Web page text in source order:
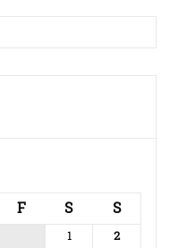
F S S
1
2